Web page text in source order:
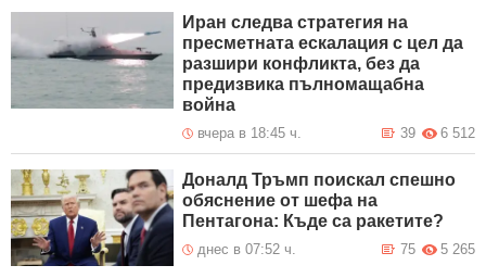
Иран следва стратегия на
пресметната ескалация с цел да
разшири конфликта, без да
предизвика пълномащабна
война
вчера в 18:45 ч. 6 512
39
Доналд Тръмп поискал спешно
обяснение от шефа на
Пентагона: Къде са ракетите?
днес в 07:52 ч. 5 265
75